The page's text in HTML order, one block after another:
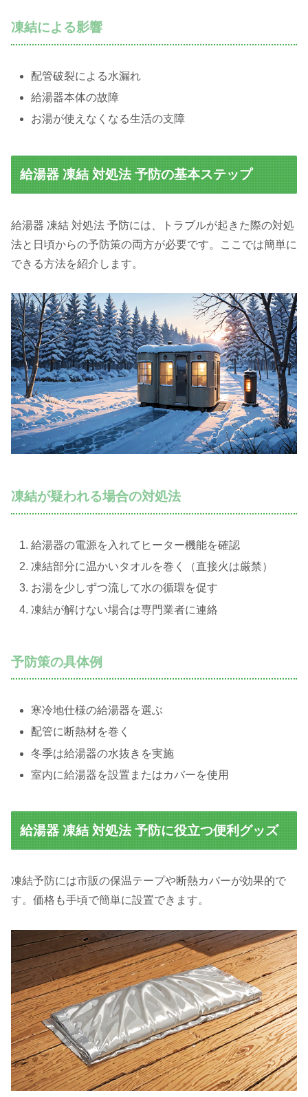
凍結による影響
配管破裂による水漏れ
給湯器本体の故障
お湯が使えなくなる生活の支障
給湯器 凍結 対処法 予防の基本ステップ
給湯器 凍結 対処法 予防には、トラブルが起きた際の対処
法と日頃からの予防策の両方が必要です。ここでは簡単に
できる方法を紹介します。
凍結が疑われる場合の対処法
給湯器の電源を入れてヒーター機能を確認
凍結部分に温かいタオルを巻く（直接火は厳禁）
お湯を少しずつ流して水の循環を促す
凍結が解けない場合は専門業者に連絡
予防策の具体例
寒冷地仕様の給湯器を選ぶ
配管に断熱材を巻く
冬季は給湯器の水抜きを実施
室内に給湯器を設置またはカバーを使用
給湯器 凍結 対処法 予防に役立つ便利グッズ
凍結予防には市販の保温テープや断熱カバーが効果的で
す。価格も手頃で簡単に設置できます。